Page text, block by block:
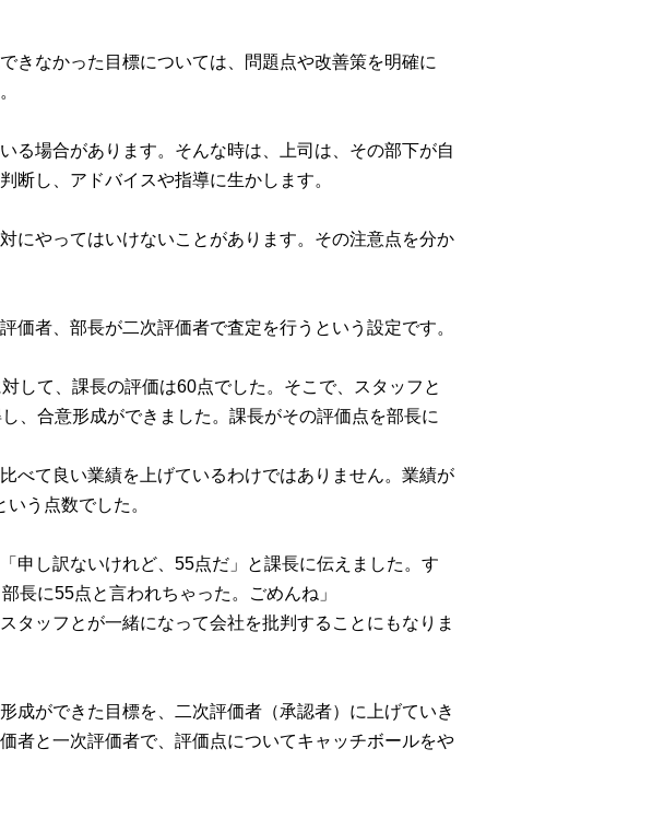
きなかった目標については、問題点や改善策を明確に
る場合があります。そんな時は、上司は、その部下が自
断し、アドバイスや指導に生かします。
にやってはいけないことがあります。その注意点を分か
者、部長が二次評価者で査定を行うという設定です。
して、課長の評価は60点でした。そこで、スタッフと
、合意形成ができました。課長がその評価点を部長に
べて良い業績を上げているわけではありません。業績が
う点数でした。
申し訳ないけれど、55点だ」と課長に伝えました。す
長に55点と言われちゃった。ごめんね」
タッフとが一緒になって会社を批判することにもなりま
成ができた目標を、二次評価者（承認者）に上げていき
者と一次評価者で、評価点についてキャッチボールをや